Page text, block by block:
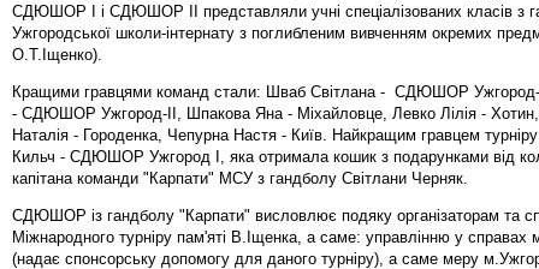
СДЮШОР І і СДЮШОР II представляли учні спеціалізованих класів з
Ужгородської школи-інтернату з поглибленим вивченням окремих
О.Т.Іщенко).
Кращими гравцями команд стали: Шваб Світлана - СДЮШОР
- СДЮШОР Ужгород-ІІ, Шпакова Яна - Міхайловце, Левко Лілія -
Наталія - Городенка, Чепурна Настя - Київ. Найкращим гравцем
Кильч - СДЮШОР Ужгород І, яка отримала кошик з подарунками від
капітана команди "Карпати" МСУ з гандболу Світлани Черняк.
СДЮШОР із гандболу "Карпати" висловлює подяку організаторам та
Міжнародного турніру пам'яті В.Іщенка, а саме: управлінню у справах
(надає спонсорську допомогу для даного турніру), а саме меру